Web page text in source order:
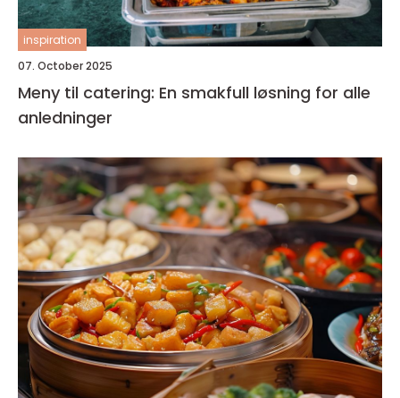
inspiration
07. October 2025
Meny til catering: En smakfull løsning for alle
anledninger